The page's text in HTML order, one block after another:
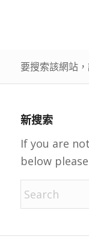
要搜索該網站
新搜索
If you are
below